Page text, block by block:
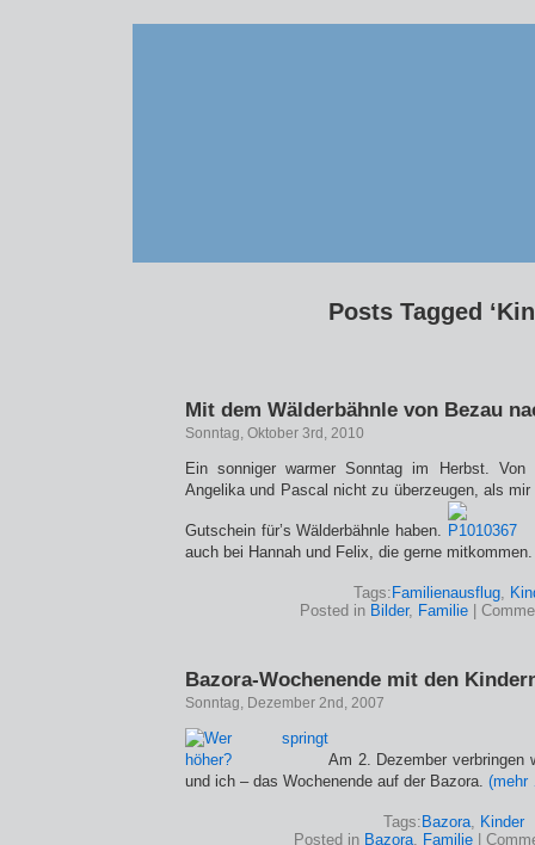
Posts Tagged
Mit dem Wälderbähnle von Bezau
Sonntag, Oktober 3rd, 2010
Ein sonniger warmer Sonntag im Herbst. Von
Angelika und Pascal nicht zu überzeugen, als
Gutschein für’s Wälderbähnle haben.
auch bei Hannah und Felix, die gerne
Tags: Familienausflug,
Posted in Bilder, Familie|
Bazora-Wochenende mit den
Sonntag, Dezember 2nd, 2007
Am 2. Dezember verbringen
und ich – das Wochenende auf der Bazora.
Tags: Bazora, Kinder
Posted in Bazora, Familie